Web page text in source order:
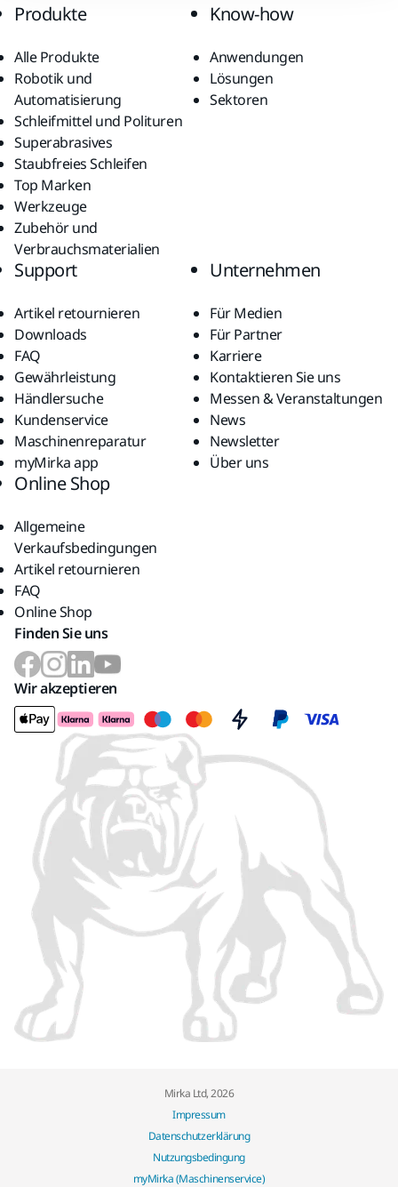
Produkte
Alle Produkte
Robotik und
Automatisierung
Schleifmittel und Polituren
Superabrasives
Staubfreies Schleifen
Top Marken
Werkzeuge
Zubehör und
Verbrauchsmaterialien
Know-how
Anwendungen
Lösungen
Sektoren
Support
Artikel retournieren
Downloads
FAQ
Gewährleistung
Händlersuche
Kundenservice
Maschinenreparatur
myMirka app
Unternehmen
Für Medien
Für Partner
Karriere
Kontaktieren Sie uns
Messen & Veranstaltungen
News
Newsletter
Über uns
Online Shop
Allgemeine
Verkaufsbedingungen
Artikel retournieren
FAQ
Online Shop
Finden Sie uns
Wir akzeptieren
Mirka Ltd, 2026
Impressum
Datenschutzerklärung
Nutzungsbedingung
myMirka (Maschinenservice)